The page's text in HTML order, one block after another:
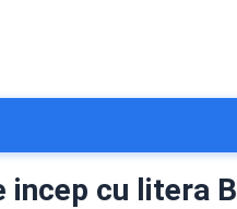
incep cu litera B